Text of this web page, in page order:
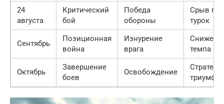
24
августа
Критический
бой
Победа
обороны
Срыв
турок
Сентябрь
Позиционная
война
Изнурение
врага
темпа
Октябрь
Завершение
боев
Освобождение
триумф